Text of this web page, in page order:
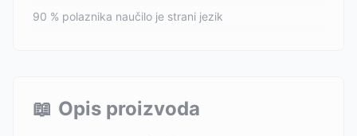
90 % polaznika naučilo je strani jezik
📖 Opis proizvoda